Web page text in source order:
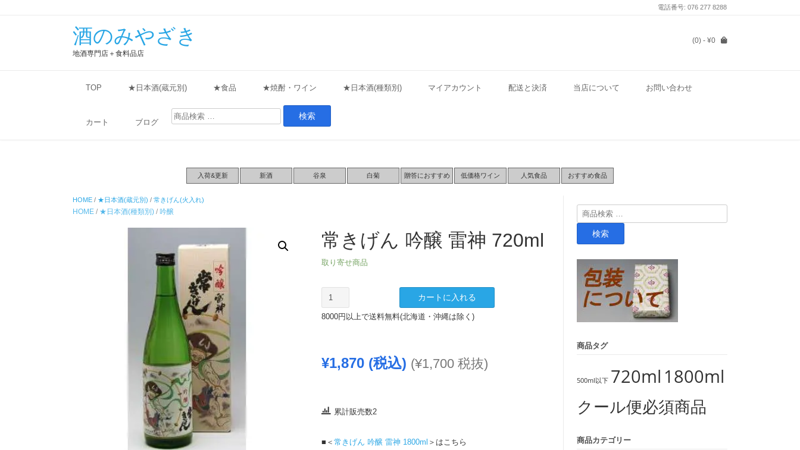
電話番号: 076 277 8288
酒のみやざき
地酒専門店＋食料品店
(0) - ¥0
TOP ★日本酒(蔵元別) ★食品 ★焼酎・ワイン ★日本酒(種類別) マイアカウント 配送と決済 当店について お問い合わせ
カート ブログ
検
索
入荷&更新 新酒 谷泉 白菊 贈答におすすめ 低価格ワイン 人気食品 おすすめ食品
HOME / ★日本酒(蔵元別) / 常きげん(火入れ)
HOME / ★日本酒(種類別) / 吟醸
常きげん 吟醸 雷神 720ml
取り寄せ商品
き
げ
醸
個
カートに入れる
8000円以上で送料無料(北海道・沖縄は除く)
¥1,870(税込) (¥1,700税抜)
累計販売数2
■＜ 常きげん 吟醸 雷神 1800ml ＞はこちら
検
索
検索
商品タグ
500ml以下 720ml 1800ml
クール便必須商品
商品カテゴリー